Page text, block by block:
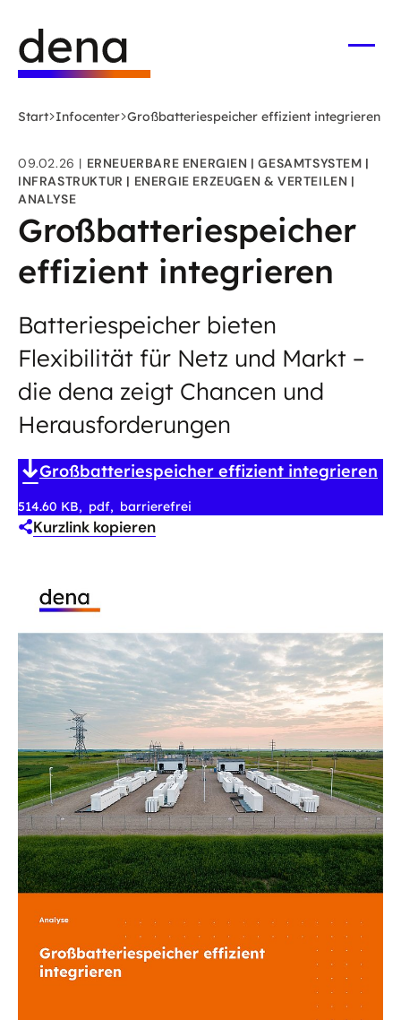
Hauptinhalt
springen
Deutsche
Energie-
Agentur
-
Startseite
Start Infocenter Großbatteriespeicher effizient integrieren
09.02.26 ERNEUERBARE ENERGIEN
GESAMTSYSTEM
INFRASTRUKTUR
ENERGIE ERZEUGEN & VERTEILEN
ANALYSE
Großbatteriespeicher
effizient integrieren
Batteriespeicher bieten
Flexibilität für Netz und Markt –
die dena zeigt Chancen und
Herausforderungen
Großbatteriespeicher effizient integrieren
514.60 KB pdf barrierefrei
Kurzlink kopieren
integrieren: Flexibilität für
Stromsystem und -markt nutzbar